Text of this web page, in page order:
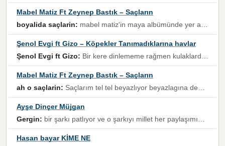
Mabel Matiz Ft Zeynep Bastık – Saçların
boyalida saçlarin: mabel matiz'in maya albümünde yer alan güzellerden. parça da şarkı hani! müzikal altyapısına vurulduğum, sözlerinde kaybolduğum bir parça olmuş.
Şenol Evgi ft Gizo – Köpekler Tanımadıklarına havlar
Şenol Evgi ft Gizo: Bir kere dinlememe rağmen kulaklardan gitmiyor sen sen sen sen kurban ol sen sen sen sen hayran ol yükses ses müzik dinleme sebebisiniz canlar bomba gibi patladınız maşallah
Mabel Matiz Ft Zeynep Bastık – Saçların
ah o saçlarin: Saçlarım tel tel beyazlıyor beyazlagına degil yanımda sen yoksun ona üzülüyorum günler bir bir geçiyor geçen günlere değil sensiz geçen günlere darılıyorum,Dinledikce asla kavusamayacagim ama asla unutamicagim sevdiğim adam için yanar içim
Ayşe Dinçer Müjgan
Gergin: bir şarkı patlıyor ve o şarkıyı millet her paylaşımın altına koyuyor ve öyle bir durum hal alıyor ki şarkıyı dinlemeden şarkıdan bikıyorsun Ama bu enteresan bir şekilde dillere dolanıyor millet olarak seviyoruz dertlerle boğuşurken bir yandan da göbek atmayi))) diyeceklerim bu kadar güzel hoş bir sayfa emeğinize sağlık arkadaşlar kolay gelsin
Hasan bayar KİME NE